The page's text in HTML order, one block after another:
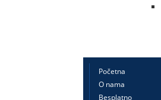
Početna
O nama
Besplatno